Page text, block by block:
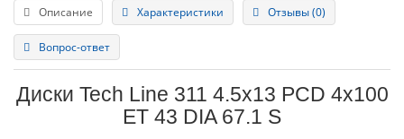
Описание Характеристики Отзывы (0)
Вопрос-ответ
Диски Tech Line 311 4.5x13 PCD 4x100
ET 43 DIA 67.1 S